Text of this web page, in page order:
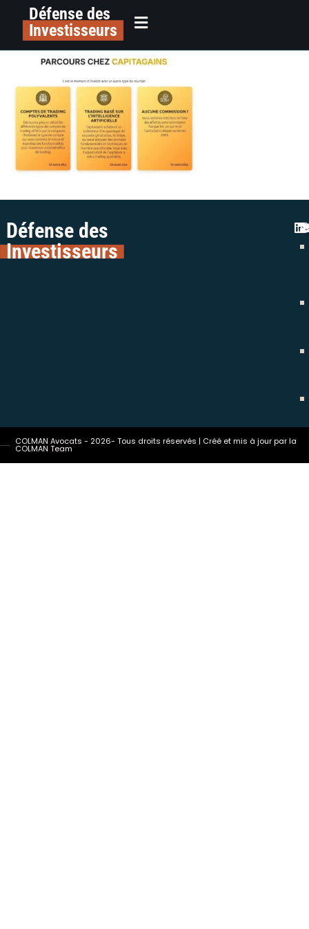
principalDéfense des
Investisseurs
alerte plateforme trading
capitagains avis colman avocats
Défense des
Investisseurs
COLMAN Avocats - 2026- Tous droits réservés | Créé et mis à jour par la
COLMAN Team